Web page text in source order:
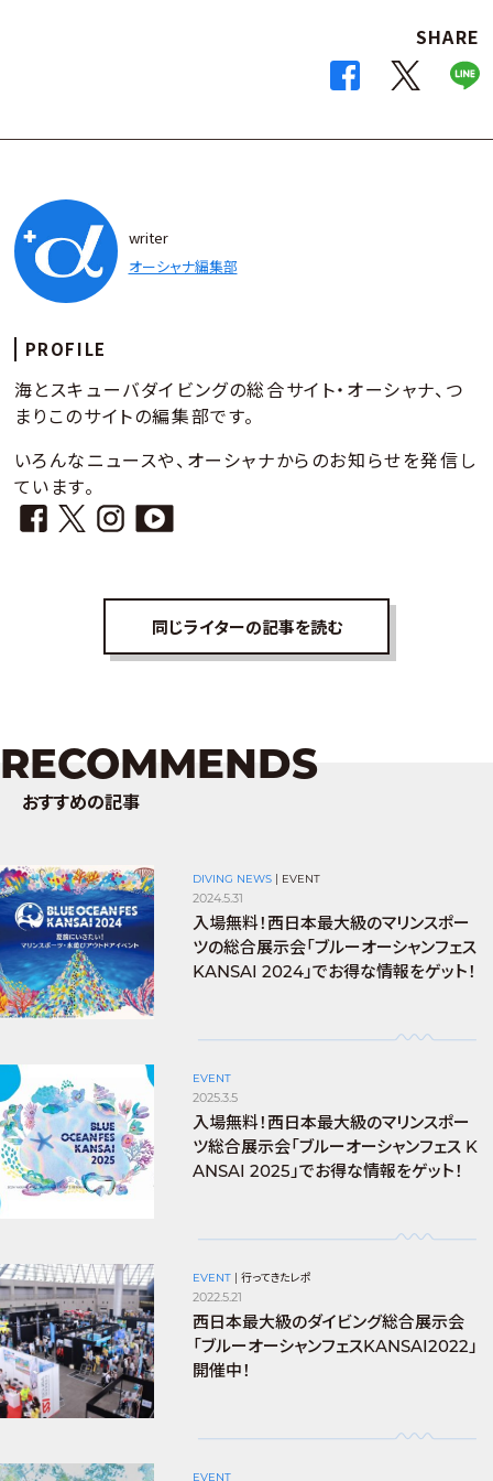
SHARE
writer
オーシャナ編集部
PROFILE
海とスキューバダイビングの総合サイト・オーシャナ、つ
まりこのサイトの編集部です。
いろんなニュースや、オーシャナからのお知らせを発信し
ています。
同じライターの記事を読む
RECOMMENDS
おすすめの記事
DIVING NEWS EVENT
2024.5.31
入場無料！西日本最大級のマリンスポー
ツの総合展示会「ブルーオーシャンフェス
KANSAI 2024」でお得な情報をゲット！
EVENT
2025.3.5
入場無料！西日本最大級のマリンスポー
ツ総合展示会「ブルーオーシャンフェス K
ANSAI 2025」でお得な情報をゲット！
EVENT |行ってきたレポ
2022.5.21
西日本最大級のダイビング総合展示会
「ブルーオーシャンフェスKANSAI2022」
開催中！
EVENT